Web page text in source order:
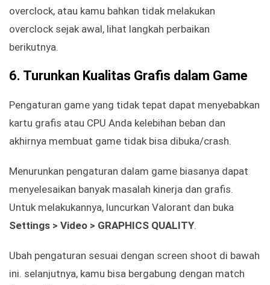
overclock, atau kamu bahkan tidak melakukan
overclock sejak awal, lihat langkah perbaikan
berikutnya.
6. Turunkan Kualitas Grafis dalam Game
Pengaturan game yang tidak tepat dapat menyebabkan
kartu grafis atau CPU Anda kelebihan beban dan
akhirnya membuat game tidak bisa dibuka/crash.
Menurunkan pengaturan dalam game biasanya dapat
menyelesaikan banyak masalah kinerja dan grafis.
Untuk melakukannya, luncurkan Valorant dan buka
Settings > Video > GRAPHICS QUALITY.
Ubah pengaturan sesuai dengan screen shoot di bawah
ini. selanjutnya, kamu bisa bergabung dengan match